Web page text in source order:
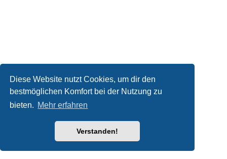
Diese Website nutzt Cookies, um dir den
bestmöglichen Komfort bei der Nutzung zu
bieten. Mehr erfahren
Verstanden!